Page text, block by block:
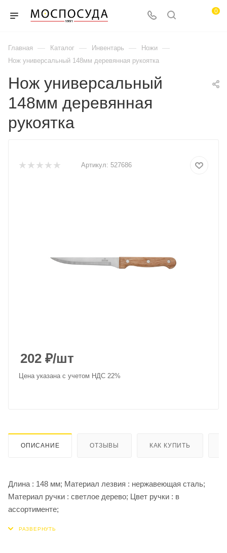
0
Главная — Каталог — Инвентарь — Ножи —
Нож универсальный 148мм деревянная рукоятка
Нож универсальный
148мм деревянная
рукоятка
Артикул: 527686
202 ₽/шт
Цена указана с учетом НДС 22%
ОПИСАНИЕ ОТЗЫВЫ КАК КУПИТЬ
Длина : 148 мм; Материал лезвия : нержавеющая сталь;
Материал ручки : светлое дерево; Цвет ручки : в
ассортименте;